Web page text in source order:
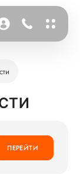
ПЕРЕЙТИ